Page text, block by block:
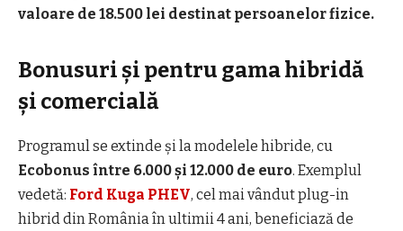
valoare de 18.500 lei destinat persoanelor fizice.
Bonusuri și pentru gama hibridă
și comercială
Programul se extinde și la modelele hibride, cu
Ecobonus între 6.000 și 12.000 de euro. Exemplul
vedetă: Ford Kuga PHEV, cel mai vândut plug-in
hibrid din România în ultimii 4 ani, beneficiază de